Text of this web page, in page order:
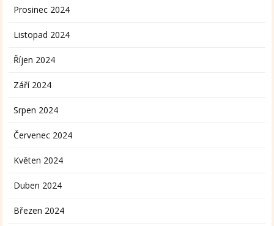
Prosinec 2024
Listopad 2024
Říjen 2024
Září 2024
Srpen 2024
Červenec 2024
Květen 2024
Duben 2024
Březen 2024